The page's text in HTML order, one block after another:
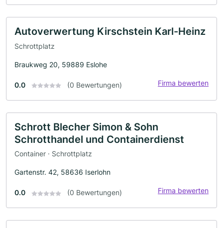
Autoverwertung Kirschstein Karl-Heinz
Schrottplatz
Braukweg 20, 59889 Eslohe
0.0 (0 Bewertungen) Firma bewerten
Schrott Blecher Simon & Sohn
Schrotthandel und Containerdienst
Container · Schrottplatz
Gartenstr. 42, 58636 Iserlohn
0.0 (0 Bewertungen) Firma bewerten